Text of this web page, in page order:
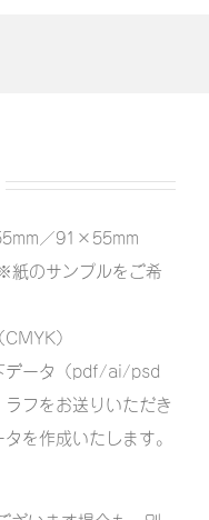
／91×55mm
のサンプルをご希
）
データ（pdf/ai/psd
フをお送りいただき
を作成いたします。